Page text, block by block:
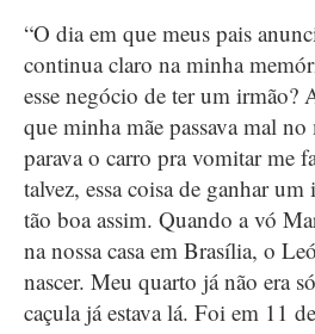
“O dia em que meus pais
continua claro na minha
esse negócio de ter um irmão?
que minha mãe passava mal
parava o carro pra vomitar me
talvez, essa coisa de ganhar
tão boa assim. Quando a vó
na nossa casa em Brasília, o
nascer. Meu quarto já não era
caçula já estava lá. Foi em 11